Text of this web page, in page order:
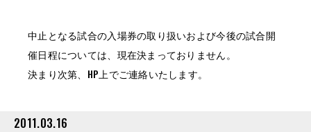
中止となる試合の入場券の取り扱いおよび今後の試合開
催日程については、現在決まっておりません。
決まり次第、HP上でご連絡いたします。
2011.03.16